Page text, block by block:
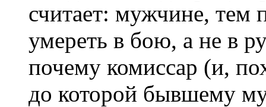
считает: мужчине, тем
умереть в бою, а не в
почему комиссар (и,
до которой бывшему